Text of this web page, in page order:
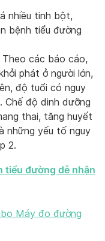
nhiều tinh bột,
bệnh tiểu đường
Theo các báo cáo,
phát ở người lớn,
độ tuổi có nguy
Chế độ dinh dưỡng
thai, tăng huyết
những yếu tố nguy
2.
tiểu đường dễ nhận
Máy đo đường